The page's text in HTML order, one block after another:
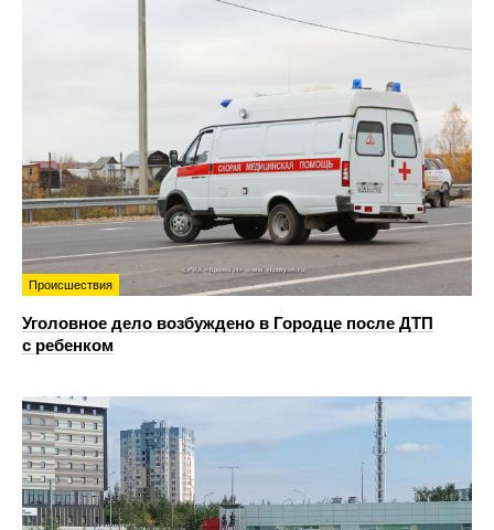
Происшествия
Уголовное дело возбуждено в Городце после ДТП
с ребенком